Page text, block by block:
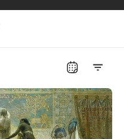
Россия
Бывший СССР